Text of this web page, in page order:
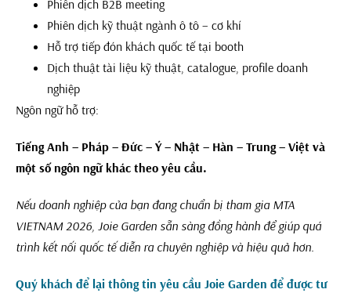
Phiên dịch B2B meeting
Phiên dịch kỹ thuật ngành ô tô – cơ khí
Hỗ trợ tiếp đón khách quốc tế tại booth
Dịch thuật tài liệu kỹ thuật, catalogue, profile doanh
nghiệp
Ngôn ngữ hỗ trợ:
Tiếng Anh – Pháp – Đức – Ý – Nhật – Hàn – Trung – Việt và
một số ngôn ngữ khác theo yêu cầu.
Nếu doanh nghiệp của bạn đang chuẩn bị tham gia MTA
VIETNAM 2026, Joie Garden sẵn sàng đồng hành để giúp quá
trình kết nối quốc tế diễn ra chuyên nghiệp và hiệu quả hơn.
Quý khách để lại thông tin yêu cầu Joie Garden để được tư